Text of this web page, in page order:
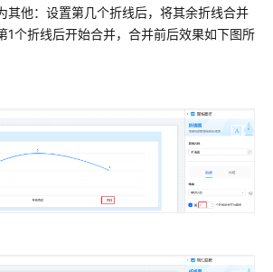
其他：设置第几个折线后，将其余折线合并
1个折线后开始合并，合并前后效果如下图所